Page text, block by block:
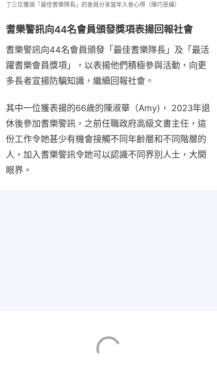
了三位獲頒「最佳耆樂隊長」的會員分享當年入會心得（陳巧恩攝）
耆樂警訊向44名會員頒發獎項表揚回報社會
耆樂警訊向44名會員頒發「最佳耆樂隊長」及「最活
躍耆樂會員獎項」，以表揚他們積極參與活動，向更
多長者宣揚防騙知識，繼續回報社會。
其中一位獲表揚的66歲的陳淑華（Amy)， 2023年退
休後參加耆樂警訊，之前任職政府高級文書主任，這
份工作令她甚少有機會接觸不同年齡層和不同階層的
人，加入耆樂警訊令她可以認識不同界別人士，大開
眼界。